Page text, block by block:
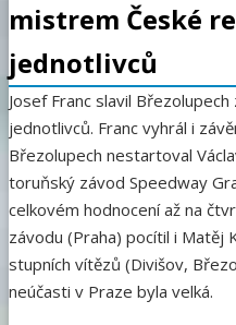
mistrem České
jednotlivců
Josef Franc slavil
jednotlivců. Franc vyhrál i
Březolupech nestartoval
toruňský závod Speedway
celkovém hodnocení až na
závodu (Praha) pocítil i Matěj
stupních vítězů (Divišov,
neúčasti v Praze byla velká.